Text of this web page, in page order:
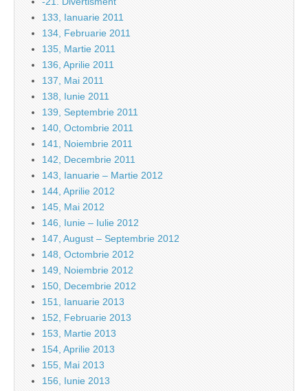
133, Ianuarie 2011
134, Februarie 2011
135, Martie 2011
136, Aprilie 2011
137, Mai 2011
138, Iunie 2011
139, Septembrie 2011
140, Octombrie 2011
141, Noiembrie 2011
142, Decembrie 2011
143, Ianuarie – Martie 2012
144, Aprilie 2012
145, Mai 2012
146, Iunie – Iulie 2012
147, August – Septembrie 2012
148, Octombrie 2012
149, Noiembrie 2012
150, Decembrie 2012
151, Ianuarie 2013
152, Februarie 2013
153, Martie 2013
154, Aprilie 2013
155, Mai 2013
156, Iunie 2013